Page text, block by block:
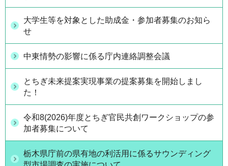
大学生等を対象とした助成金・参加者募集のお知ら
せ
中東情勢の影響に係る庁内連絡調整会議
とちぎ未来提案実現事業の提案募集を開始しまし
た！
令和8(2026)年度とちぎ官民共創ワークショップの参
加者募集について
栃木県庁前の県有地の利活用に係るサウンディング